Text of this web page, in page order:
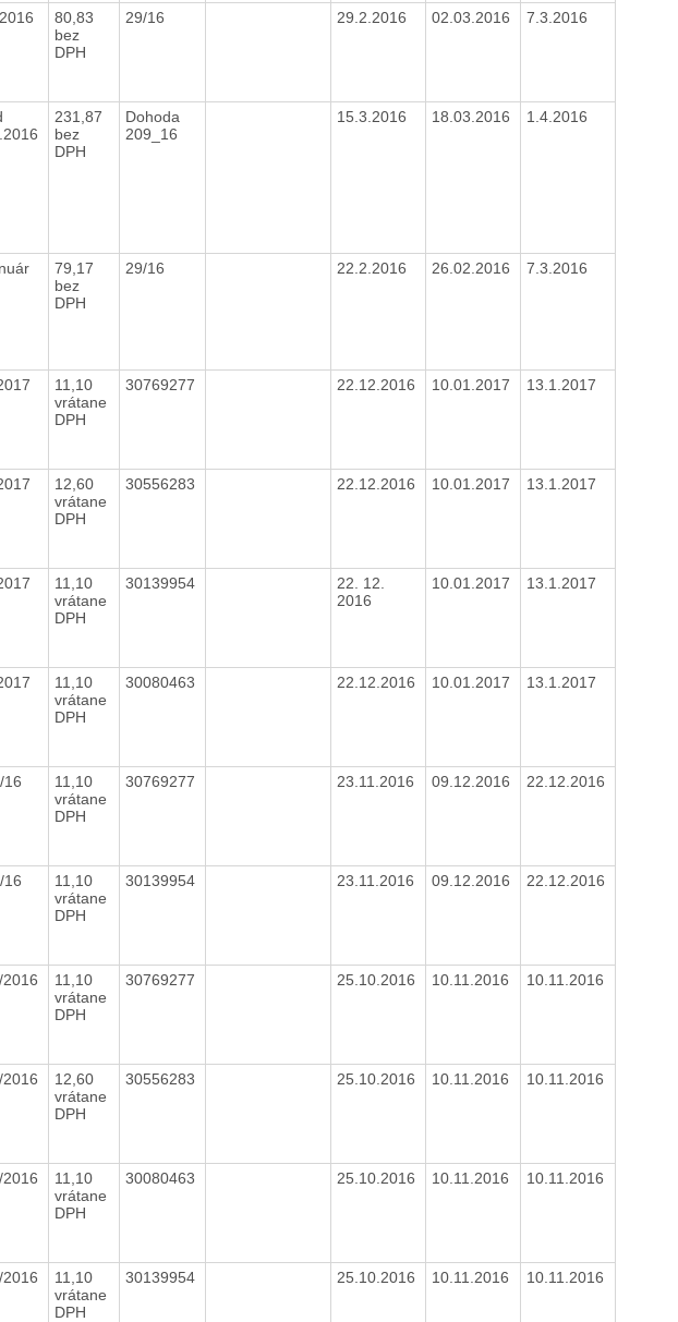
80,83
bez
DPH
29/16 29.2.2016 02.03.2016 7.3.2016
231,87
bez
DPH
Dohoda
209_16
15.3.2016 18.03.2016 1.4.2016
79,17
bez
DPH
29/16 22.2.2016 26.02.2016 7.3.2016
11,10
vrátane
DPH
30769277 22.12.2016 10.01.2017 13.1.2017
12,60
vrátane
DPH
30556283 22.12.2016 10.01.2017 13.1.2017
11,10
vrátane
DPH
30139954
22. 12.
2016
10.01.2017 13.1.2017
11,10
vrátane
DPH
30080463 22.12.2016 10.01.2017 13.1.2017
16
11,10
vrátane
DPH
30769277 23.11.2016 09.12.2016 22.12.2016
16
11,10
vrátane
DPH
30139954 23.11.2016 09.12.2016 22.12.2016
2016
11,10
vrátane
DPH
30769277 25.10.2016 10.11.2016 10.11.2016
2016
12,60
vrátane
DPH
30556283 25.10.2016 10.11.2016 10.11.2016
2016
11,10
vrátane
DPH
30080463 25.10.2016 10.11.2016 10.11.2016
2016
11,10
vrátane
DPH
30139954 25.10.2016 10.11.2016 10.11.2016